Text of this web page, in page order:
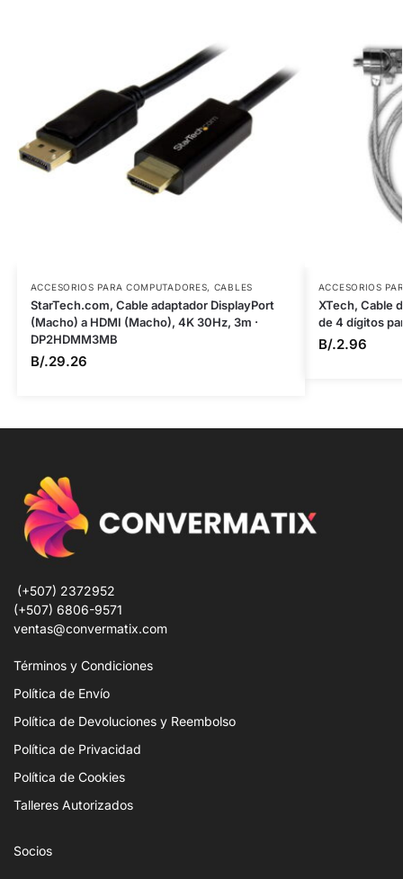
ACCESORIOS PARA COMPUTADORES, CABLES
StarTech.com, Cable adaptador DisplayPort
(Macho) a HDMI (Macho), 4K 30Hz, 3m ·
DP2HDMM3MB
B/.29.26
ACCESORIOS
XTech, Cable
de 4 dígitos
B/.2.96
(+507) 2372952
(+507) 6806-9571
ventas@convermatix.com
Términos y Condiciones
Política de Envío
Política de Devoluciones y Reembolso
Política de Privacidad
Política de Cookies
Talleres Autorizados
Socios